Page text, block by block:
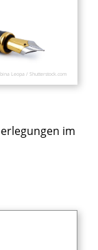
Leopa / Shutterstock.com
im